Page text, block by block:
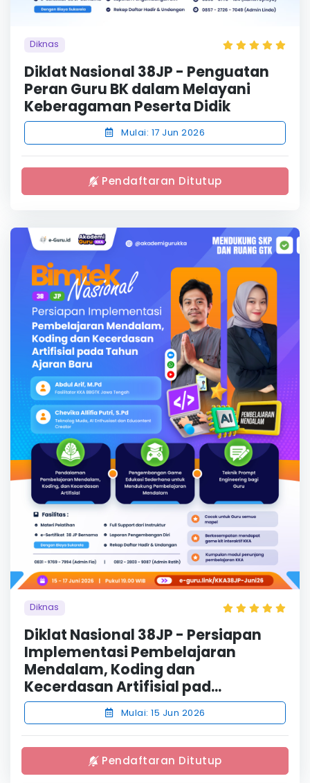
Diknas
Diklat Nasional 38JP - Penguatan
Peran Guru BK dalam Melayani
Keberagaman Peserta Didik
Mulai: 17 Jun 2026
Pendaftaran Ditutup
Diknas
Diklat Nasional 38JP - Persiapan
Implementasi Pembelajaran
Mendalam, Koding dan
Kecerdasan Artifisial pad...
Mulai: 15 Jun 2026
Pendaftaran Ditutup